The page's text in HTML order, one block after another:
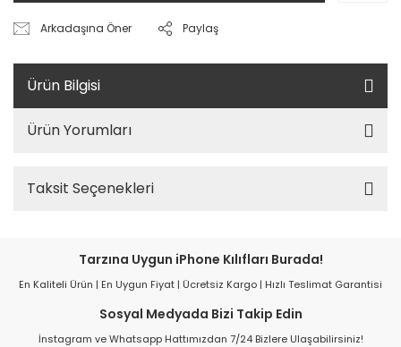
Arkadaşına Öner Paylaş
Ürün Bilgisi
Ürün Yorumları
Taksit Seçenekleri
Tarzına Uygun iPhone Kılıfları Burada!
En Kaliteli Ürün | En Uygun Fiyat | Ücretsiz Kargo | Hızlı Teslimat Garantisi
Sosyal Medyada Bizi Takip Edin
İnstagram ve Whatsapp Hattımızdan 7/24 Bizlere Ulaşabilirsiniz!